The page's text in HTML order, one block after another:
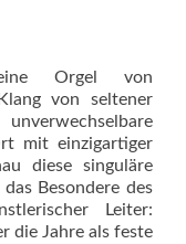
Orgel von
von seltener
mit einzigartiger
diese singuläre
Besondere des
Leiter:
die Jahre als feste